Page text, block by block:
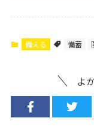
備える 備蓄
よ